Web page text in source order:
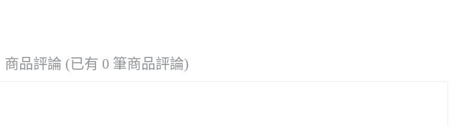
商品評論 (已有 0 筆商品評論)